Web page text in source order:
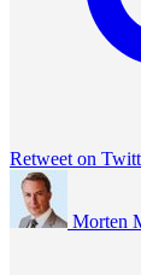
Retweet on
Morten